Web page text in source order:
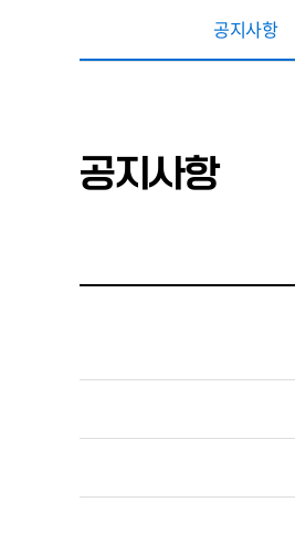
공지사항
공지사항